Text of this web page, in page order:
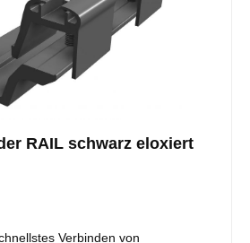
RAIL schwarz eloxiert
Verbinden von